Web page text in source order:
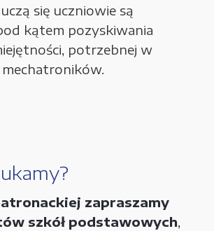
się uczniowie są
kątem pozyskiwania
potrzebnej w
mechatroników.
zapraszamy
szkół podstawowych,